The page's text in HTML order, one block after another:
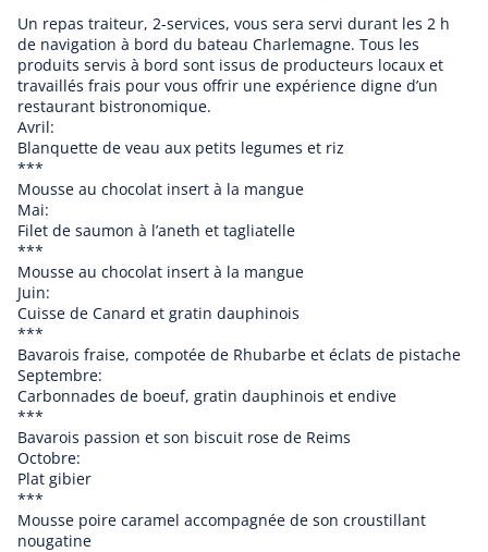
toutes deux à environ 5 minutes de marche du
ponton d'embarquement.
Pour résumer, prévoyez large pour être sûr de ne
pas louper votre départ à bord du Charlemagne.
Les croisières Charlemagne, une parenthèse sur la
Meuse
Croisière estival 45 min
jusqu'à 55 personnes
à partir de €0.00
Croisières sur la Meuse
jusqu'à 55 personnes
à partir de €0.00
Un repas traiteur, 2-services, vous sera servi durant les 2 h
de navigation à bord du bateau Charlemagne. Tous les
produits servis à bord sont issus de producteurs locaux et
travaillés frais pour vous offrir une expérience digne d’un
restaurant bistronomique.
Avril:
Blanquette de veau aux petits legumes et riz
***
Mousse au chocolat insert à la mangue
Mai:
Filet de saumon à l’aneth et tagliatelle
***
Mousse au chocolat insert à la mangue
Juin:
Cuisse de Canard et gratin dauphinois
***
Bavarois fraise, compotée de Rhubarbe et éclats de pistache
Septembre:
Carbonnades de boeuf, gratin dauphinois et endive
***
Bavarois passion et son biscuit rose de Reims
Octobre:
Plat gibier
***
Mousse poire caramel accompagnée de son croustillant
nougatine